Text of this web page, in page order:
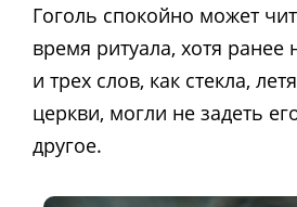
Гоголь спокойно может
время ритуала, хотя ранее
и трех слов, как стекла,
церкви, могли не задеть
другое.